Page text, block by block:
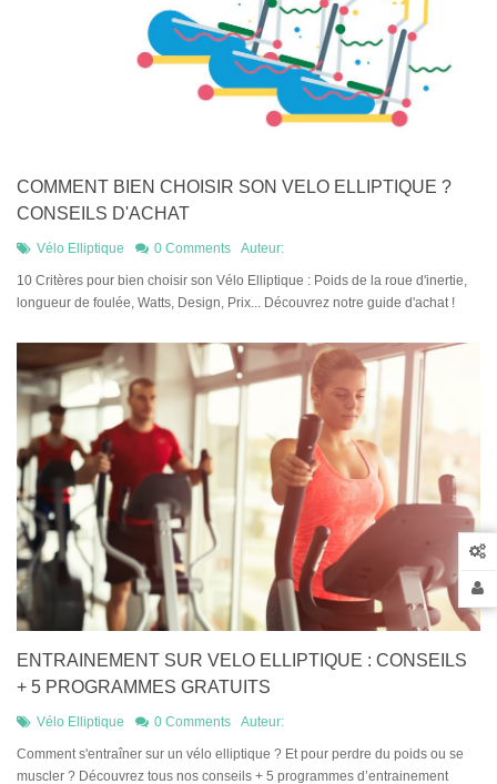
COMMENT BIEN CHOISIR SON VELO ELLIPTIQUE ?
CONSEILS D'ACHAT
Vélo Elliptique 0 Comments Auteur:
10 Critères pour bien choisir son Vélo Elliptique : Poids de la roue d'inertie,
longueur de foulée, Watts, Design, Prix... Découvrez notre guide d'achat !
ENTRAINEMENT SUR VELO ELLIPTIQUE : CONSEILS
+ 5 PROGRAMMES GRATUITS
Vélo Elliptique 0 Comments Auteur:
Comment s'entraîner sur un vélo elliptique ? Et pour perdre du poids ou se
muscler ? Découvrez tous nos conseils + 5 programmes d’entrainement